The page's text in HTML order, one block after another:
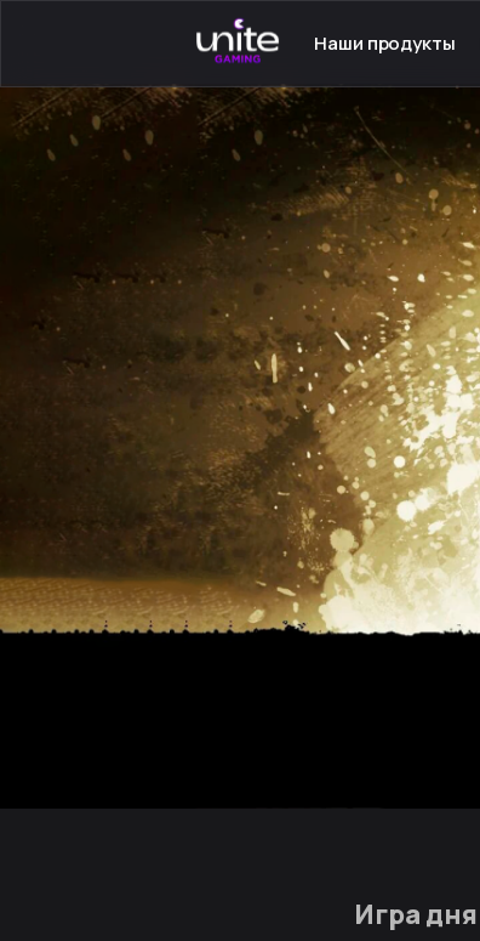
Наши продукты
Launcher для PC
Launcher для Android
TeamSpeak для PC
Mumble для Android
Покупка игр
Ключ - Steam
Игра дня